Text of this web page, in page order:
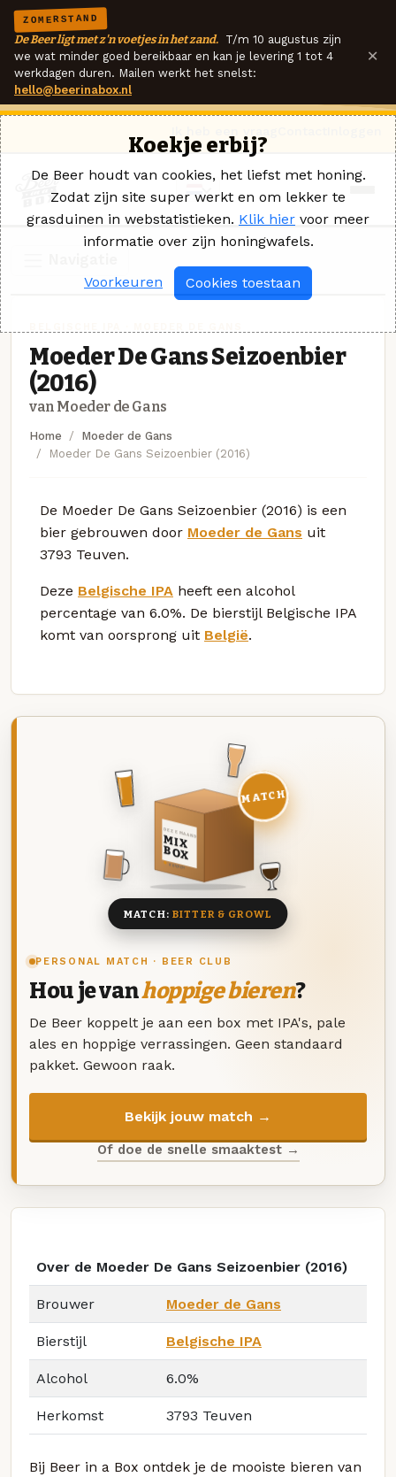
ZOMERSTAND
De Beer ligt met z'n voetjes in het zand. T/m 10 augustus zijn
we wat minder goed bereikbaar en kan je levering 1 tot 4
werkdagen duren. Mailen werkt het snelst:
hello@beerinabox.nl
×
Moeder De Gans Seizoenbier
(2016)
van Moeder de Gans
Home
Moeder de Gans
Moeder De Gans Seizoenbier (2016)
De Moeder De Gans Seizoenbier (2016) is een
bier gebrouwen door Moeder de Gans uit
3793 Teuven.
Deze Belgische IPA heeft een alcohol
percentage van 6.0%. De bierstijl Belgische IPA
komt van oorsprong uit België.
PERSONAL MATCH · BEER CLUB
Hou je vanhoppige bieren?
De Beer koppelt je aan een box met IPA's, pale
ales en hoppige verrassingen. Geen standaard
pakket. Gewoon raak.
Bekijk jouw match →
Of doe de snelle smaaktest →
DEZE MAAND
MIX
BOX
8 BIEREN
MATCH
MATCH: BITTER & GROWL
Over de Moeder De Gans Seizoenbier (2016)
Brouwer Moeder de Gans
Bierstijl Belgische IPA
Alcohol 6.0%
Herkomst 3793 Teuven
Bij Beer in a Box ontdek je de mooiste bieren van
Koekje erbij?
De Beer houdt van cookies, het liefst met honing.
Zodat zijn site super werkt en om lekker te
grasduinen in webstatistieken. Klik hier voor meer
informatie over zijn honingwafels.
Voorkeuren Cookies toestaan